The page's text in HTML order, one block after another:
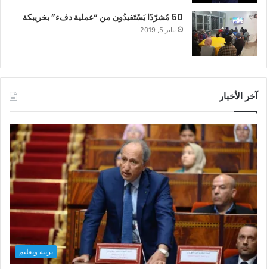
50 مُشرّدًا يَسْتَفيدُون من “عملية دفء” بخريبكة
يناير 5, 2019
آخر الأخبار
تربية وتعليم